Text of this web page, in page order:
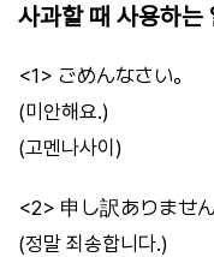
사과할 때 사용하는
<1> ごめんなさい。
(미안해요.)
(고멘나사이)
<2> 申し訳ありません
(정말 죄송합니다.)